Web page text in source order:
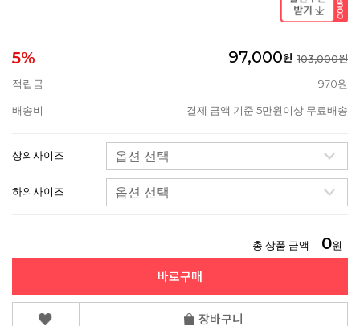
5% 97,000원 103,000원
적립금
970원
배송비 결제 금액 기준 5만원이상 무료배송
상의사이즈
하의사이즈
총 상품 금액 0원
바로구매
장바구니